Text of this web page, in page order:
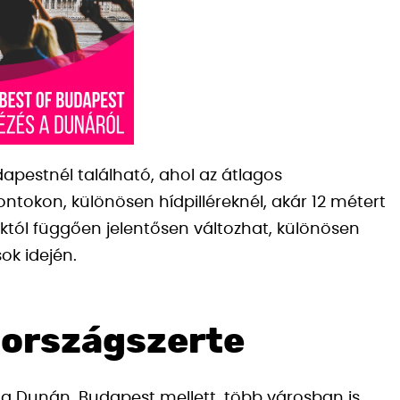
található, ahol az átlagos
különösen hídpilléreknél, akár 12 métert
függően jelentősen változhat, különösen
idején.